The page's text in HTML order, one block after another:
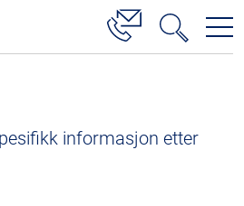
informasjon etter